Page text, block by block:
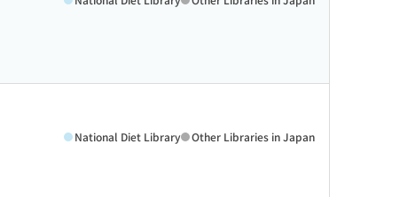
National Diet Library Other Libraries in Japan